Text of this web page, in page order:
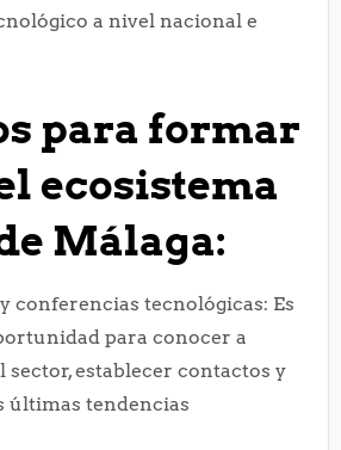
a nivel nacional e
para formar
ecosistema
Málaga:
conferencias tecnológicas: Es
para conocer a
sector, establecer contactos y
últimas tendencias